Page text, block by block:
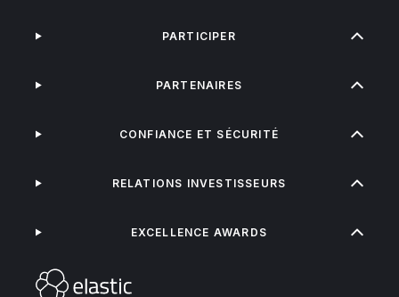
PARTICIPER
PARTENAIRES
CONFIANCE ET SÉCURITÉ
RELATIONS INVESTISSEURS
EXCELLENCE AWARDS